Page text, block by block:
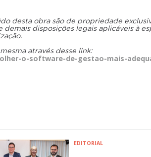
desta obra são de propriedade
demais disposições legais aplicáveis à
através desse link:
o-software-de-gestao-mais-
EDITORIAL